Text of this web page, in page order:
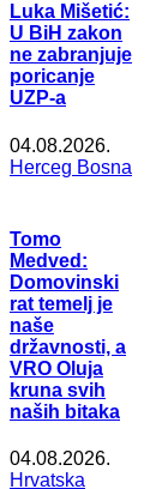
Luka Mišetić:
U BiH zakon
ne zabranjuje
poricanje
UZP-a
04.08.2026.
Herceg Bosna
Tomo
Medved:
Domovinski
rat temelj je
naše
državnosti, a
VRO Oluja
kruna svih
naših bitaka
04.08.2026.
Hrvatska